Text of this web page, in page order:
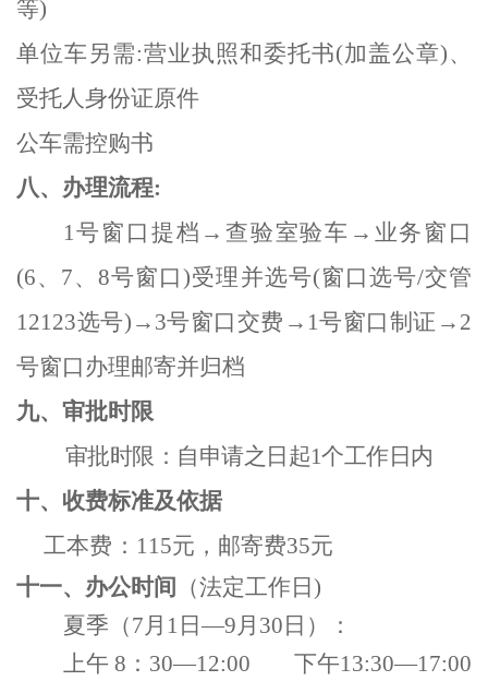
等)
单位车另需:营业执照和委托书(加盖公章)、
受托人身份证原件
公车需控购书
八、办理流程:
1号窗口提档→查验室验车→业务窗口
(6、7、8号窗口)受理并选号(窗口选号/交管
12123选号)→3号窗口交费→1号窗口制证→2
号窗口办理邮寄并归档
九、审批时限
审批时限：自申请之日起1个工作日内
十、收费标准及依据
工本费： 1 15元，邮寄费35元
十一、办公时间 （法定工作日 )
夏季（7月1日—9月30日）：
上午 8 ： 30—12:00 下午13:30—17:00